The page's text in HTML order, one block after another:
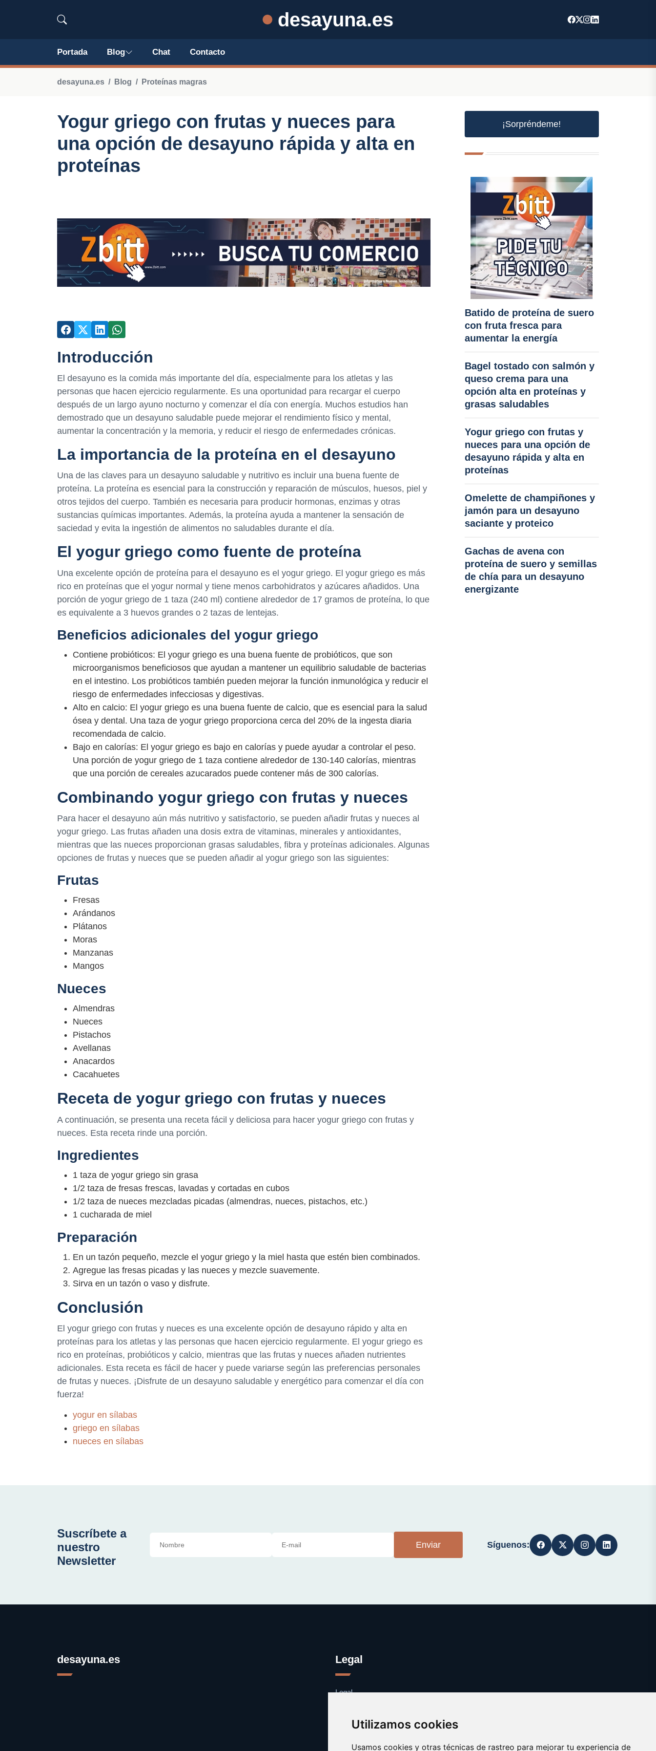
Utilizamos cookies
Usamos cookies y otras técnicas de rastreo para mejorar tu experiencia de
desayuna.es
Portada Blog Chat Contacto
desayuna.es Blog Proteínas magras
Yogur griego con frutas y nueces para
una opción de desayuno rápida y alta en
proteínas
Introducción
El desayuno es la comida más importante del día, especialmente para los atletas y las
personas que hacen ejercicio regularmente. Es una oportunidad para recargar el cuerpo
después de un largo ayuno nocturno y comenzar el día con energía. Muchos estudios han
demostrado que un desayuno saludable puede mejorar el rendimiento físico y mental,
aumentar la concentración y la memoria, y reducir el riesgo de enfermedades crónicas.
La importancia de la proteína en el desayuno
Una de las claves para un desayuno saludable y nutritivo es incluir una buena fuente de
proteína. La proteína es esencial para la construcción y reparación de músculos, huesos, piel y
otros tejidos del cuerpo. También es necesaria para producir hormonas, enzimas y otras
sustancias químicas importantes. Además, la proteína ayuda a mantener la sensación de
saciedad y evita la ingestión de alimentos no saludables durante el día.
El yogur griego como fuente de proteína
Una excelente opción de proteína para el desayuno es el yogur griego. El yogur griego es más
rico en proteínas que el yogur normal y tiene menos carbohidratos y azúcares añadidos. Una
porción de yogur griego de 1 taza (240 ml) contiene alrededor de 17 gramos de proteína, lo que
es equivalente a 3 huevos grandes o 2 tazas de lentejas.
Beneficios adicionales del yogur griego
Contiene probióticos: El yogur griego es una buena fuente de probióticos, que son
microorganismos beneficiosos que ayudan a mantener un equilibrio saludable de bacterias
en el intestino. Los probióticos también pueden mejorar la función inmunológica y reducir el
riesgo de enfermedades infecciosas y digestivas.
Alto en calcio: El yogur griego es una buena fuente de calcio, que es esencial para la salud
ósea y dental. Una taza de yogur griego proporciona cerca del 20% de la ingesta diaria
recomendada de calcio.
Bajo en calorías: El yogur griego es bajo en calorías y puede ayudar a controlar el peso.
Una porción de yogur griego de 1 taza contiene alrededor de 130-140 calorías, mientras
que una porción de cereales azucarados puede contener más de 300 calorías.
Combinando yogur griego con frutas y nueces
Para hacer el desayuno aún más nutritivo y satisfactorio, se pueden añadir frutas y nueces al
yogur griego. Las frutas añaden una dosis extra de vitaminas, minerales y antioxidantes,
mientras que las nueces proporcionan grasas saludables, fibra y proteínas adicionales. Algunas
opciones de frutas y nueces que se pueden añadir al yogur griego son las siguientes:
Frutas
Fresas
Arándanos
Plátanos
Moras
Manzanas
Mangos
Nueces
Almendras
Nueces
Pistachos
Avellanas
Anacardos
Cacahuetes
Receta de yogur griego con frutas y nueces
A continuación, se presenta una receta fácil y deliciosa para hacer yogur griego con frutas y
nueces. Esta receta rinde una porción.
Ingredientes
1 taza de yogur griego sin grasa
1/2 taza de fresas frescas, lavadas y cortadas en cubos
1/2 taza de nueces mezcladas picadas (almendras, nueces, pistachos, etc.)
1 cucharada de miel
Preparación
En un tazón pequeño, mezcle el yogur griego y la miel hasta que estén bien combinados.
Agregue las fresas picadas y las nueces y mezcle suavemente.
Sirva en un tazón o vaso y disfrute.
Conclusión
El yogur griego con frutas y nueces es una excelente opción de desayuno rápido y alta en
proteínas para los atletas y las personas que hacen ejercicio regularmente. El yogur griego es
rico en proteínas, probióticos y calcio, mientras que las frutas y nueces añaden nutrientes
adicionales. Esta receta es fácil de hacer y puede variarse según las preferencias personales
de frutas y nueces. ¡Disfrute de un desayuno saludable y energético para comenzar el día con
fuerza!
yogur en sílabas
griego en sílabas
nueces en sílabas
¡Sorpréndeme!
Batido de proteína de suero
con fruta fresca para
aumentar la energía
Bagel tostado con salmón y
queso crema para una
opción alta en proteínas y
grasas saludables
Yogur griego con frutas y
nueces para una opción de
desayuno rápida y alta en
proteínas
Omelette de champiñones y
jamón para un desayuno
saciante y proteico
Gachas de avena con
proteína de suero y semillas
de chía para un desayuno
energizante
Suscríbete a
nuestro
Newsletter
Enviar Síguenos:
desayuna.es Legal
Legal
Contacto